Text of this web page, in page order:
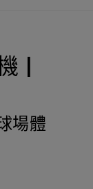
|
場體